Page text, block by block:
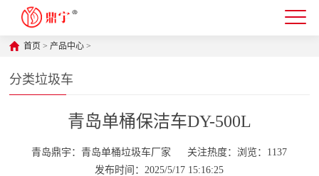
首页 >产品中心 >
分类垃圾车
青岛单桶保洁车DY-500L
青岛鼎宇：青岛单桶垃圾车厂家
关注热度：浏览：1137
发布时间：2025/5/17 15:16:25